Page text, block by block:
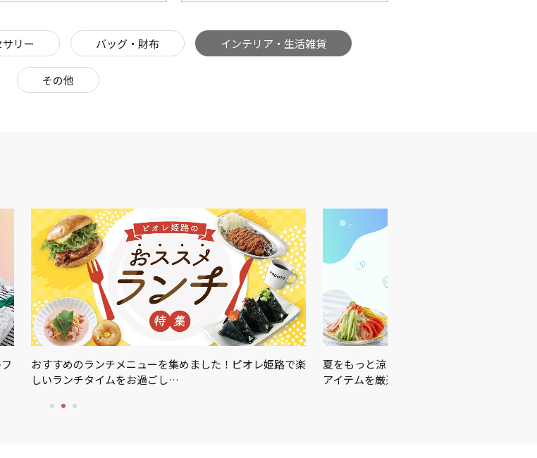
サリー バッグ・財布 インテリア・生活雑貨
その他
おすすめのランチメニューを集めました！ピオレ姫路で楽
しいランチタイムをお過ごし…
夏をもっと涼しく、もっと快適に！暑さ対
アイテムを厳選しました♪＼…